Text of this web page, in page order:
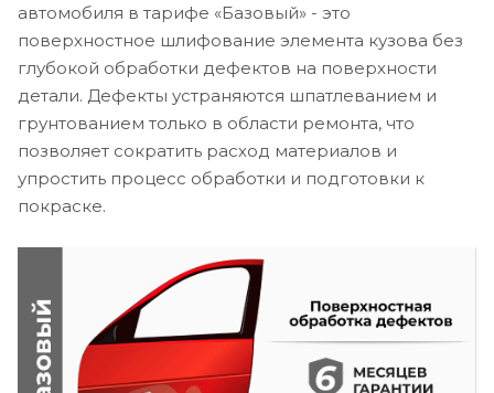
автомобиля в тарифе «Базовый» - это
поверхностное шлифование элемента кузова без
глубокой обработки дефектов на поверхности
детали. Дефекты устраняются шпатлеванием и
грунтованием только в области ремонта, что
позволяет сократить расход материалов и
упростить процесс обработки и подготовки к
покраске.